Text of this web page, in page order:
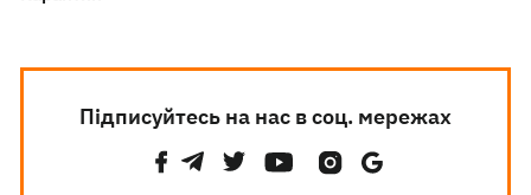
Підписуйтесь на нас в соц. мережах